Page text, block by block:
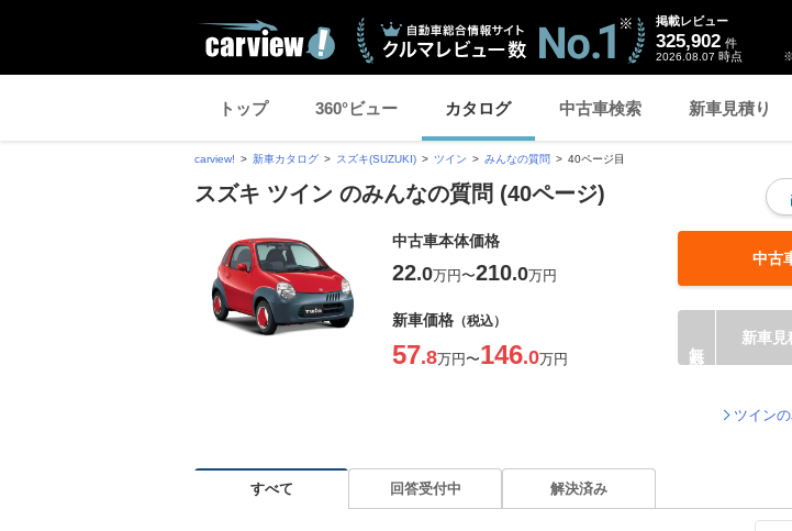
掲載レビュー
325,902 件
2026.08.07 時点
トップ 360°ビュー カタログ 中古車検索 新車見積り
carview! 新車カタログ スズキ(SUZUKI) ツイン みんなの質問 40ページ目
スズキ ツイン のみんなの質問 (40ページ)
中古車本体価格
22.0万円〜210.0万円
中古
新車価格 （税込）
57.8万円〜146.0万円
新車見
ツイン
すべて 回答受付中 解決済み